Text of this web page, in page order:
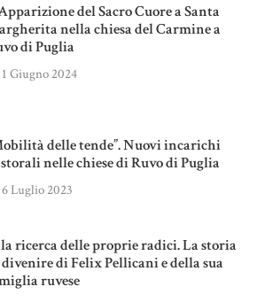
del Sacro Cuore a Santa
nella chiesa del Carmine a
di Puglia
1 Giugno 2024
delle tende”. Nuovi incarichi
nelle chiese di Ruvo di Puglia
6 Luglio 2023
ricerca delle proprie radici. La storia
di Felix Pellicani e della sua
ruvese